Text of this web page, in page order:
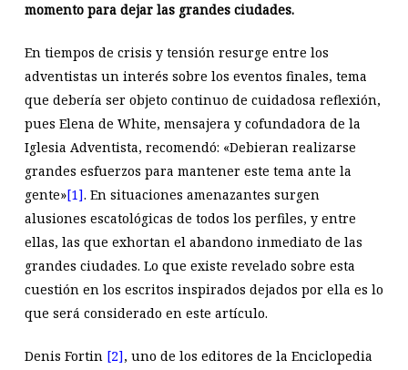
momento para dejar las grandes ciudades.
En tiempos de crisis y tensión resurge entre los
adventistas un interés sobre los eventos finales, tema
que debería ser objeto continuo de cuidadosa reflexión,
pues Elena de White, mensajera y cofundadora de la
Iglesia Adventista, recomendó: «Debieran realizarse
grandes esfuerzos para mantener este tema ante la
gente»[1]. En situaciones amenazantes surgen
alusiones escatológicas de todos los perfiles, y entre
ellas, las que exhortan el abandono inmediato de las
grandes ciudades. Lo que existe revelado sobre esta
cuestión en los escritos inspirados dejados por ella es lo
que será considerado en este artículo.
Denis Fortin [2], uno de los editores de la Enciclopedia